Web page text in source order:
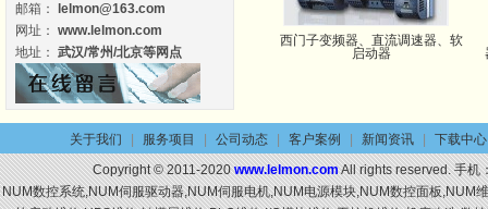
西门子变频器、直流调速器、软
启动器
邮箱：
lelmon@163.com
网址： www.lelmon.com
地址： 武汉/常州/北京等网点
关于我们 服务项目 公司动态 客户案例 新闻资讯
下载中心
Copyright © 2011-2020www.lelmon.comAll rights reserved. 手机
NUM数控系统,NUM伺服驱动器,NUM伺服电机,NUM电源模块,NUM数控面板,NUM